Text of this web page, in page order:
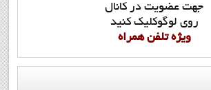
جهت عضويت در کانال
روي لوگوکليک کنيد
ويژه تلفن همراه